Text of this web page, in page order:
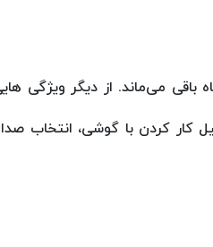
داشتن 7 کلید اصلی برای تسهیل کار کردن